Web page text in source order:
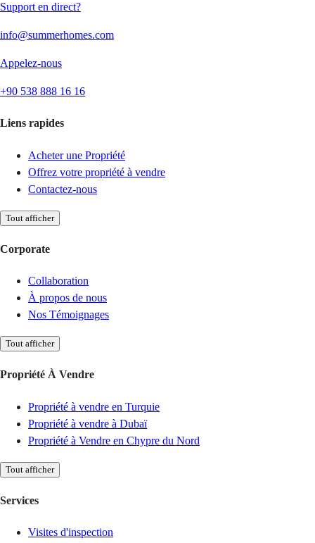
Support en direct?
info@summerhomes.com
Appelez-nous
+90 538 888 16 16
Liens rapides
Acheter une Propriété
Offrez votre propriété à vendre
Contactez-nous
Tout afficher
Corporate
Collaboration
À propos de nous
Nos Témoignages
Tout afficher
Propriété À Vendre
Propriété à vendre en Turquie
Propriété à vendre à Dubaï
Propriété à Vendre en Chypre du Nord
Tout afficher
Services
Visites d'inspection